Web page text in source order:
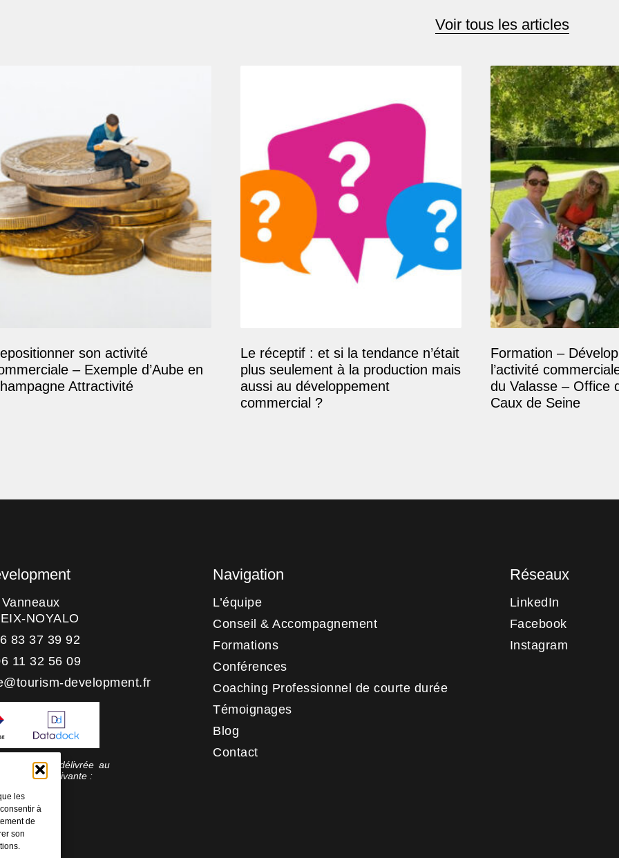
les
à
de
son
Voir tous les articles
son activité
– Exemple d’Aube en
Attractivité
Le réceptif : et si la tendance n’était
plus seulement à la production mais
aussi au développement
commercial ?
Formation –
l’activité
du Valasse – Office
Caux de Seine
NOYALO
83 37 39 92
11 32 56 09
development.fr
a été délivrée au
d’action suivante :
Navigation
L’équipe
Conseil & Accompagnement
Formations
Conférences
Coaching Professionnel de courte durée
Témoignages
Blog
Contact
Réseaux
LinkedIn
Facebook
Instagram